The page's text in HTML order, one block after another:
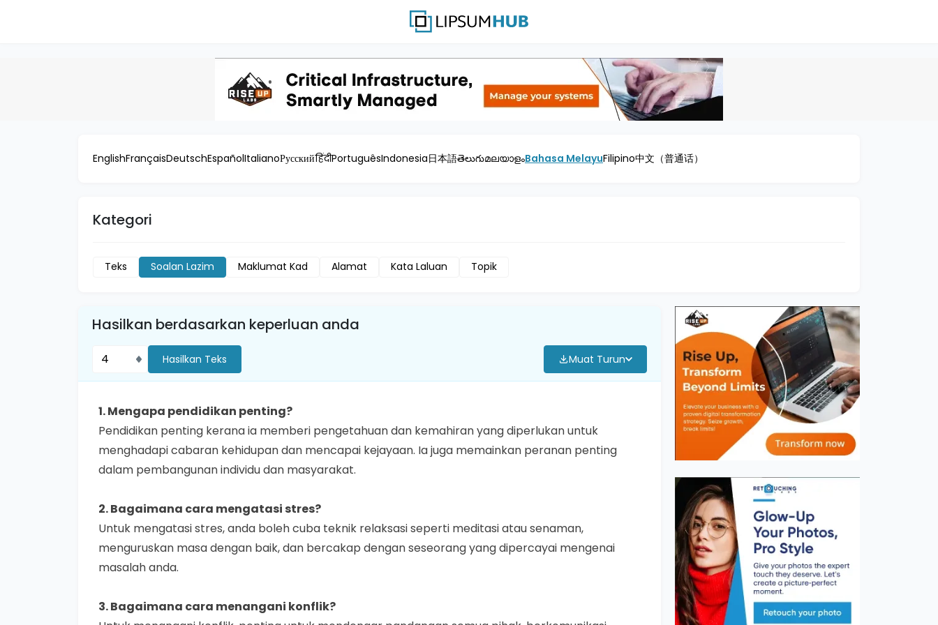
EnglishFrançaisDeutschEspañolItalianoРусскийहिंदीPortuguêsIndonesia日本語తెలుగుമലയാളംBahasa MelayuFilipino中文（普通话）
Kategori
Teks Soalan Lazim Maklumat Kad Alamat Kata Laluan Topik
Hasilkan berdasarkan keperluan anda
Hasilkan Teks Muat Turun
1.Mengapa pendidikan penting?
Pendidikan penting kerana ia memberi pengetahuan dan kemahiran yang diperlukan untuk
menghadapi cabaran kehidupan dan mencapai kejayaan. Ia juga memainkan peranan penting
dalam pembangunan individu dan masyarakat.
2.Bagaimana cara mengatasi stres?
Untuk mengatasi stres, anda boleh cuba teknik relaksasi seperti meditasi atau senaman,
menguruskan masa dengan baik, dan bercakap dengan seseorang yang dipercayai mengenai
masalah anda.
3.Bagaimana cara menangani konflik?